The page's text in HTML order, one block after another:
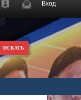
Вход
ИСКАТЬ